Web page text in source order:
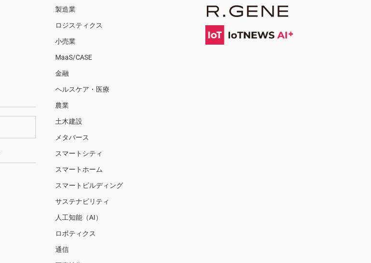
製造業
ロジスティクス
小売業
MaaS/CASE
金融
ヘルスケア・医療
農業
土木建設
メタバース
スマートシティ
スマートホーム
スマートビルディング
サステナビリティ
人工知能（AI）
ロボティクス
通信